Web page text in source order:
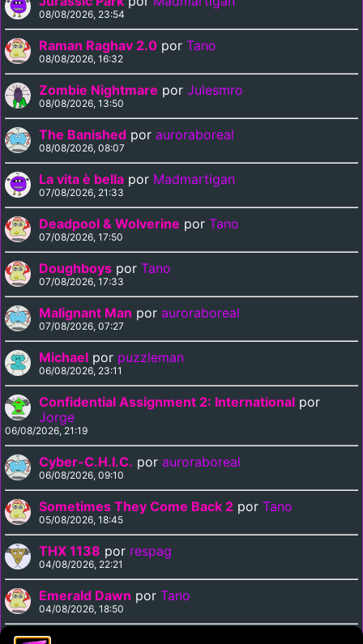
08/08/2026, 23:54
Raman Raghav 2.0 por Tano
08/08/2026, 16:32
Zombie Nightmare por Julesmro
08/08/2026, 13:50
The Banished por auroraboreal
08/08/2026, 08:07
La vita è bella por Madmartigan
07/08/2026, 21:33
Deadpool & Wolverine por Tano
07/08/2026, 17:50
Doughboys por Tano
07/08/2026, 17:33
Malignant Man por auroraboreal
07/08/2026, 07:27
Michael por puzzleman
06/08/2026, 23:11
Confidential Assignment 2: International por
Jorge
06/08/2026, 21:19
Cyber-C.H.I.C. por auroraboreal
06/08/2026, 09:10
Sometimes They Come Back 2 por Tano
05/08/2026, 18:45
THX 1138 por respag
04/08/2026, 22:21
Emerald Dawn por Tano
04/08/2026, 18:50
Curse of the Vampire